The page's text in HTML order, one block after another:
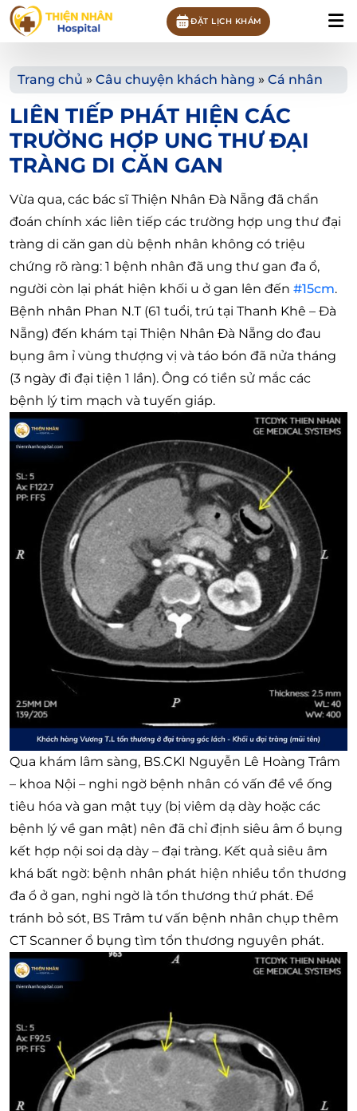
ĐẶT LỊCH KHÁM
Trang chủ » Câu chuyện khách hàng » Cá nhân
LIÊN TIẾP PHÁT HIỆN CÁC
TRƯỜNG HỢP UNG THƯ ĐẠI
TRÀNG DI CĂN GAN
Vừa qua, các bác sĩ Thiện Nhân Đà Nẵng đã chẩn
đoán chính xác liên tiếp các trường hợp ung thư đại
tràng di căn gan dù bệnh nhân không có triệu
chứng rõ ràng: 1 bệnh nhân đã ung thư gan đa ổ,
người còn lại phát hiện khối u ở gan lên đến #15cm.
Bệnh nhân Phan N.T (61 tuổi, trú tại Thanh Khê – Đà
Nẵng) đến khám tại Thiện Nhân Đà Nẵng do đau
bụng âm ỉ vùng thượng vị và táo bón đã nửa tháng
(3 ngày đi đại tiện 1 lần). Ông có tiền sử mắc các
bệnh lý tim mạch và tuyến giáp.
Qua khám lâm sàng, BS.CKI Nguyễn Lê Hoàng Trâm
– khoa Nội – nghi ngờ bệnh nhân có vấn đề về ống
tiêu hóa và gan mật tụy (bị viêm dạ dày hoặc các
bệnh lý về gan mật) nên đã chỉ định siêu âm ổ bụng
kết hợp nội soi dạ dày – đại tràng. Kết quả siêu âm
khá bất ngờ: bệnh nhân phát hiện nhiều tổn thương
đa ổ ở gan, nghi ngờ là tổn thương thứ phát. Để
tránh bỏ sót, BS Trâm tư vấn bệnh nhân chụp thêm
CT Scanner ổ bụng tìm tổn thương nguyên phát.